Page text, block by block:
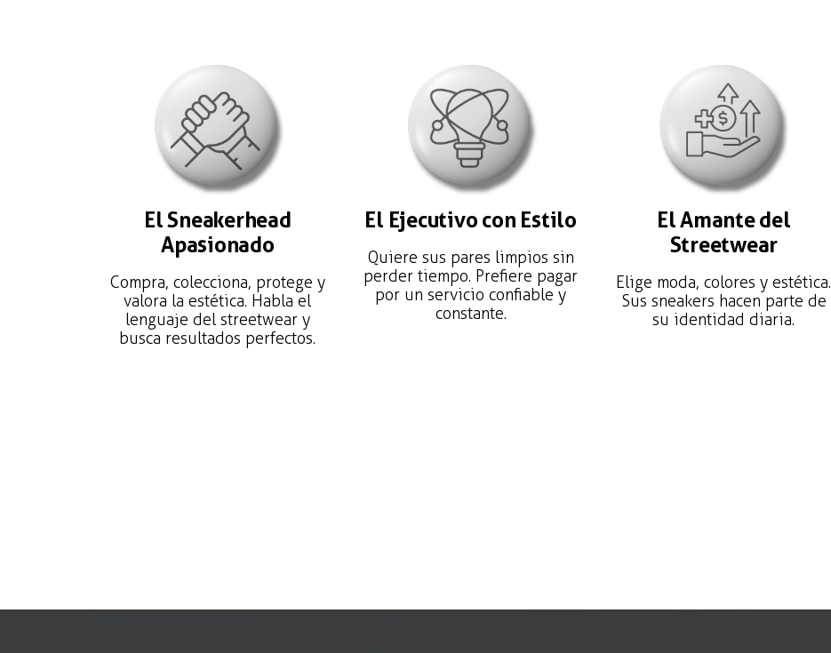
El Sneakerhead
Apasionado
Compra, colecciona, protege y
valora la estética. Habla el
lenguaje del streetwear y
busca resultados perfectos.
El Ejecutivo con Estilo
Quiere sus pares limpios sin
perder tiempo. Prefiere pagar
por un servicio confiable y
constante.
El Amante del
Streetwear
Elige moda, colores y estética.
Sus sneakers hacen parte de
su identidad diaria.